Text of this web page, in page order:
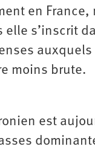
en
s’inscrit
auxquels
moins brute.
est